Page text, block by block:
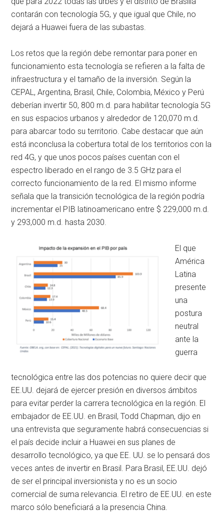
contarán con tecnología 5G, y que igual que Chile, no
dejará a Huawei fuera de las subastas.
Los retos que la región debe remontar para poner en
funcionamiento esta tecnología se refieren a la falta de
infraestructura y el tamaño de la inversión. Según la
CEPAL, Argentina, Brasil, Chile, Colombia, México y Perú
deberían invertir 50, 800 m.d. para habilitar tecnología 5G
en sus espacios urbanos y alrededor de 120,070 m.d.
para abarcar todo su territorio. Cabe destacar que aún
está inconclusa la cobertura total de los territorios con la
red 4G, y que unos pocos países cuentan con el
espectro liberado en el rango de 3.5 GHz para el
correcto funcionamiento de la red. El mismo informe
señala que la transición tecnológica de la región podría
incrementar el PIB latinoamericano entre $ 229,000 m.d.
y 293,000 m.d. hasta 2030.
El que
América
Latina
presente
una
postura
neutral
ante la
guerra
tecnológica entre las dos potencias no quiere decir que
EE.UU. dejará de ejercer presión en diversos ámbitos
para evitar perder la carrera tecnológica en la región. El
embajador de EE.UU. en Brasil, Todd Chapman, dijo en
una entrevista que seguramente habrá consecuencias si
el país decide incluir a Huawei en sus planes de
desarrollo tecnológico, ya que EE. UU. se lo pensará dos
veces antes de invertir en Brasil. Para Brasil, EE.UU. dejó
de ser el principal inversionista y no es un socio
comercial de suma relevancia. El retiro de EE.UU. en este
marco sólo beneficiará a la presencia China.